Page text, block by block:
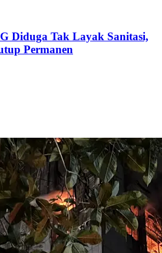
Diduga Tak Layak Sanitasi,
Permanen